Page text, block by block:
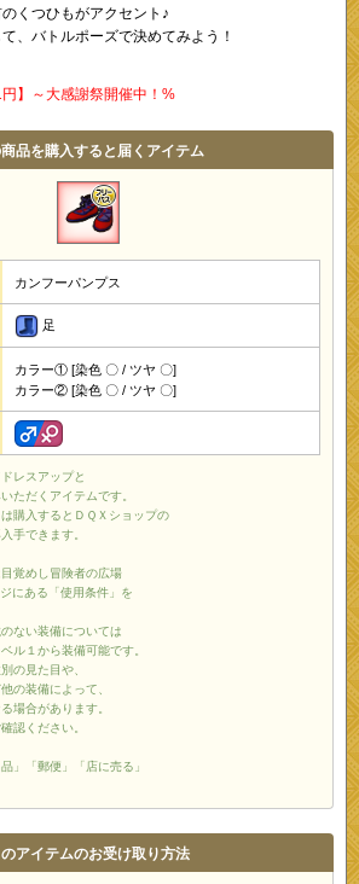
くつひもがアクセント♪
、バトルポーズで決めてみよう！
】～大感謝祭開催中！%
品を購入すると届くアイテム
カンフーパンプス
足
カラー① [染色 〇 / ツヤ 〇]
カラー② [染色 〇 / ツヤ 〇]
レスアップと
ただくアイテムです。
購入するとＤＱＸショップの
手できます。
覚めし冒険者の広場
にある「使用条件」を
ない装備については
ル１から装備可能です。
の見た目や、
の装備によって、
場合があります。
認ください。
」「郵便」「店に売る」
アイテムのお受け取り方法